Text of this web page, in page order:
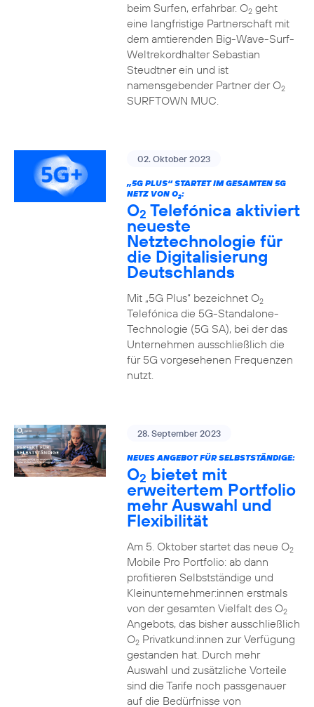
beim Surfen, erfahrbar. O2geht
eine langfristige Partnerschaft mit
dem amtierenden Big-Wave-Surf-
Weltrekordhalter Sebastian
Steudtner ein und ist
namensgebender Partner der O2
SURFTOWN MUC.
02. Oktober 2023
„5G PLUS“ STARTET IM GESAMTEN 5G
NETZ VON O2:
O2 Telefónica aktiviert
neueste
Netztechnologie für
die Digitalisierung
Deutschlands
Mit „5G Plus“ bezeichnet O2
Telefónica die 5G-Standalone-
Technologie (5G SA), bei der das
Unternehmen ausschließlich die
für 5G vorgesehenen Frequenzen
nutzt.
28. September 2023
NEUES ANGEBOT FÜR SELBSTSTÄNDIGE:
O2 bietet mit
erweitertem Portfolio
mehr Auswahl und
Flexibilität
Am 5. Oktober startet das neue O2
Mobile Pro Portfolio: ab dann
profitieren Selbstständige und
Kleinunternehmer:innen erstmals
von der gesamten Vielfalt des O2
Angebots, das bisher ausschließlich
O2Privatkund:innen zur Verfügung
gestanden hat. Durch mehr
Auswahl und zusätzliche Vorteile
sind die Tarife noch passgenauer
auf die Bedürfnisse von